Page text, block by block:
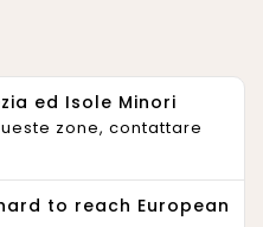
ed Isole Minori
zone, contattare
to reach European